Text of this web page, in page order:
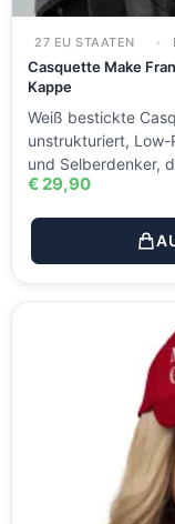
27 EU STAATEN
Casquette Make
Kappe
Weiß bestickte
unstrukturiert, Low-
und Selberdenker,
€ 29,90